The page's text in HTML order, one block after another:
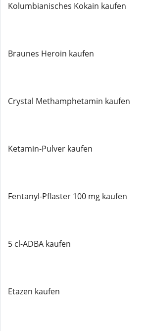
Kolumbianisches Kokain kaufen
Braunes Heroin kaufen
Crystal Methamphetamin kaufen
Ketamin-Pulver kaufen
Fentanyl-Pflaster 100 mg kaufen
5 cl-ADBA kaufen
Etazen kaufen